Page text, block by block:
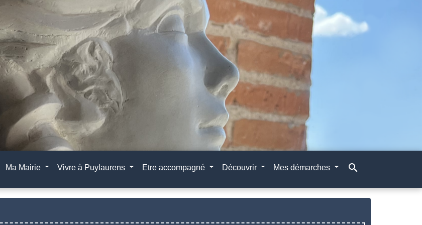
Ma Mairie Vivre à Puylaurens Etre accompagné Découvrir Mes démarches search